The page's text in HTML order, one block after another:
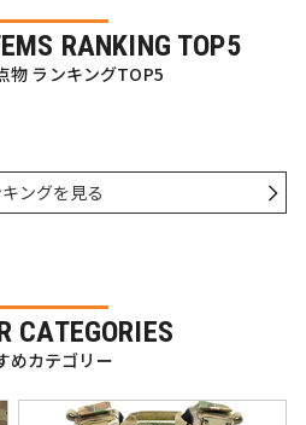
RANKING TOP5
物 ランキングTOP5
ングを見る
CATEGORIES
めカテゴリー